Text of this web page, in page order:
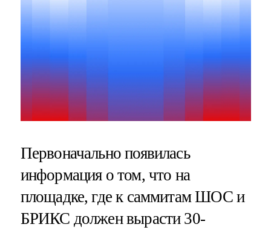
Первоначально появилась
информация о том, что на
площадке, где к саммитам ШОС и
БРИКС должен вырасти 30-